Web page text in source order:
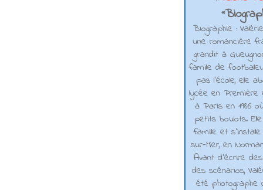
*
Biographie :
une romancière
grandit à
famille de
pas l'école, elle
lycée en
à Paris en 1986
petits boulots.
famille et
sur-Mer, en
Avant d’écrire
des scénarios,
été photographe